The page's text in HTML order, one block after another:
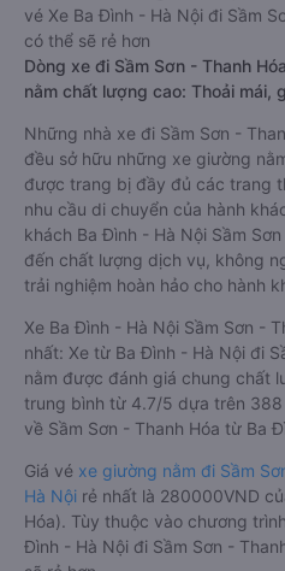
Giá véxe limousine đi Sầm Sơn
Nộirẻ nhất là 260000VND của
thuộc vào vị trí ngồi của bạn và
vé Xe Ba Đình - Hà Nội đi Sầm
có thể sẽ rẻ hơn
Dòng xe đi Sầm Sơn - Thanh
nằm chất lượng cao: Thoải mái,
Những nhà xe đi Sầm Sơn -
đều sở hữu những xe giường
được trang bị đầy đủ các trang
nhu cầu di chuyển của hành
khách Ba Đình - Hà Nội Sầm
đến chất lượng dịch vụ, không
trải nghiệm hoàn hảo cho hành
Xe Ba Đình - Hà Nội Sầm Sơn -
nhất: Xe từ Ba Đình - Hà Nội đi
nằm được đánh giá chung chất
trung bình từ 4.7/5 dựa trên 388
về Sầm Sơn - Thanh Hóa từ Ba
Giá véxe giường nằm đi Sầm